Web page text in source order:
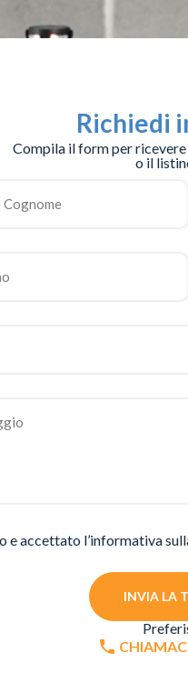
Richiedi
Compila il form per
o il
e accettato l’informativa
INVIA LA